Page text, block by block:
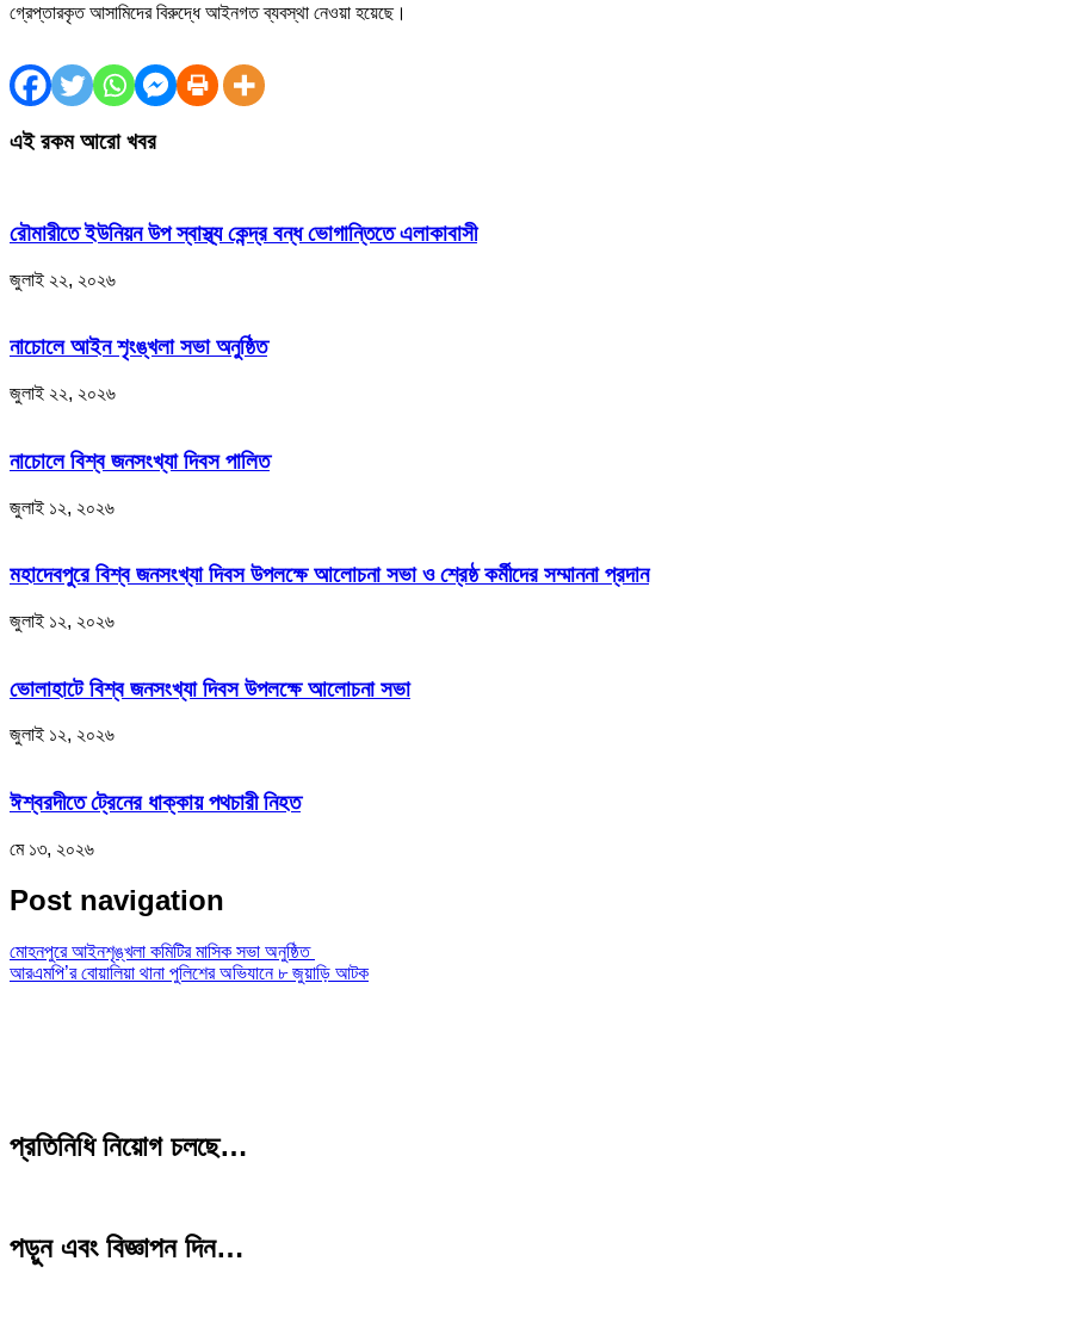
গ্রেপ্তারকৃত আসামিদের বিরুদ্ধে আইনগত ব্যবস্থা নেওয়া হয়েছে।
এই রকম আরো খবর
রৌমারীতে ইউনিয়ন উপ স্বাস্থ্য কেন্দ্র বন্ধ ভোগান্তিতে এলাকাবাসী
জুলাই ২২, ২০২৬
নাচোলে আইন শৃংঙ্খলা সভা অনুষ্ঠিত
জুলাই ২২, ২০২৬
নাচোলে বিশ্ব জনসংখ্যা দিবস পালিত
জুলাই ১২, ২০২৬
মহাদেবপুরে বিশ্ব জনসংখ্যা দিবস উপলক্ষে আলোচনা সভা ও শ্রেষ্ঠ কর্মীদের সম্মাননা প্রদান
জুলাই ১২, ২০২৬
ভোলাহাটে বিশ্ব জনসংখ্যা দিবস উপলক্ষে আলোচনা সভা
জুলাই ১২, ২০২৬
ঈশ্বরদীতে ট্রেনের ধাক্কায় পথচারী নিহত
মে ১৩, ২০২৬
Post navigation
মোহনপুরে আইনশৃঙ্খলা কমিটির মাসিক সভা অনুষ্ঠিত
আরএমপি’র বোয়ালিয়া থানা পুলিশের অভিযানে ৮ জুয়াড়ি আটক
প্রতিনিধি নিয়োগ চলছে…
পড়ুন এবং বিজ্ঞাপন দিন…